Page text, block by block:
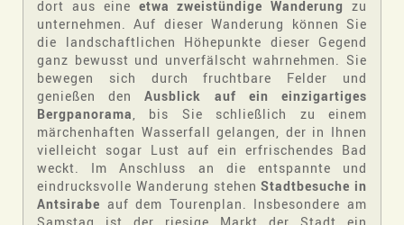
dort aus eine etwa zweistündige Wanderung zu
unternehmen. Auf dieser Wanderung können Sie
die landschaftlichen Höhepunkte dieser Gegend
ganz bewusst und unverfälscht wahrnehmen. Sie
bewegen sich durch fruchtbare Felder und
genießen denAusblick auf ein einzigartiges
Bergpanorama
, bis Sie schließlich zu einem
märchenhaften Wasserfall gelangen, der in Ihnen
vielleicht sogar Lust auf ein erfrischendes Bad
weckt. Im Anschluss an die entspannte und
eindrucksvolle Wanderung stehenStadtbesuche in
Antsirabe auf dem Tourenplan. Insbesondere am
Samstag ist der riesige Markt der Stadt ein